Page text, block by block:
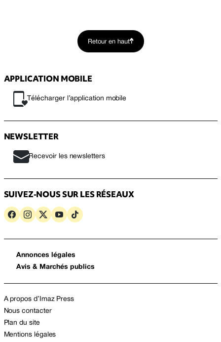
Retour en haut
APPLICATION MOBILE
Télécharger l’application mobile
NEWSLETTER
Recevoir les newsletters
SUIVEZ-NOUS SUR LES RÉSEAUX
Annonces légales
Avis & Marchés publics
A propos d’Imaz Press
Nous contacter
Plan du site
Mentions légales